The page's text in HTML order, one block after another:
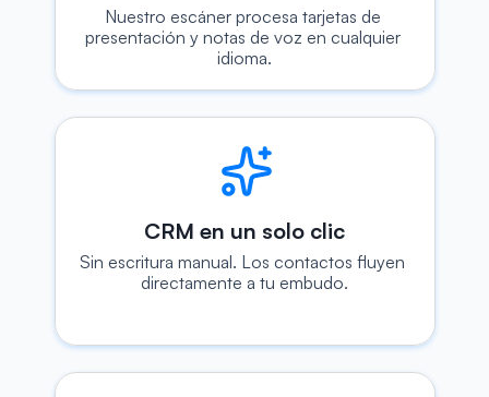
Nuestro escáner procesa tarjetas de
presentación y notas de voz en cualquier
idioma.
CRM en un solo clic
Sin escritura manual. Los contactos fluyen
directamente a tu embudo.